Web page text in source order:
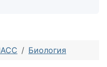
Биология